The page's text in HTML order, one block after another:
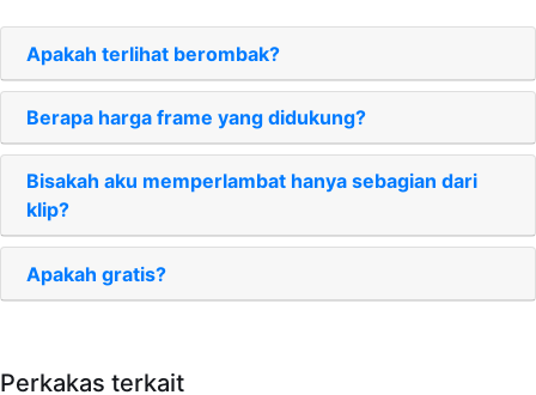
Apakah terlihat berombak?
Berapa harga frame yang didukung?
Bisakah aku memperlambat hanya sebagian dari
klip?
Apakah gratis?
Perkakas terkait